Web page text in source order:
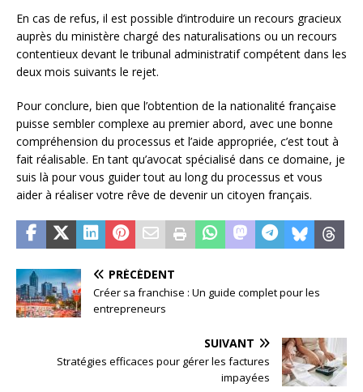
En cas de refus, il est possible d’introduire un recours gracieux
auprès du ministère chargé des naturalisations ou un recours
contentieux devant le tribunal administratif compétent dans les
deux mois suivants le rejet.
Pour conclure, bien que l’obtention de la nationalité française
puisse sembler complexe au premier abord, avec une bonne
compréhension du processus et l’aide appropriée, c’est tout à
fait réalisable. En tant qu’avocat spécialisé dans ce domaine, je
suis là pour vous guider tout au long du processus et vous
aider à réaliser votre rêve de devenir un citoyen français.
PRÉCÉDENT
Créer sa franchise : Un guide complet pour les
entrepreneurs
SUIVANT
Stratégies efficaces pour gérer les factures
impayées